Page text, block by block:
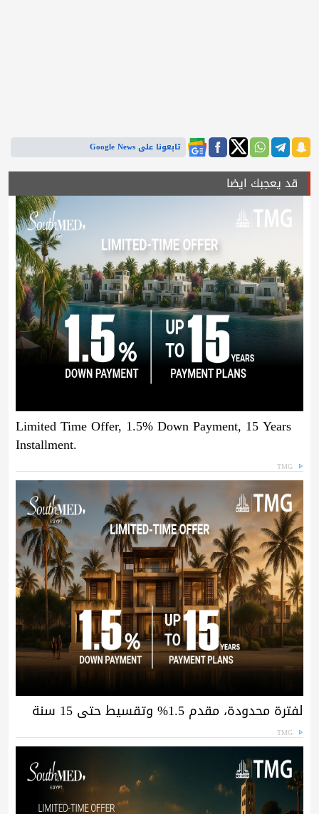
تابعونا على Google News
قد يعجبك ايضا
Limited Time Offer, 1.5% Down Payment, 15 Years
Installment.
TMG
لفترة محدودة، مقدم 1.5% وتقسيط حتى 15 سنة
TMG